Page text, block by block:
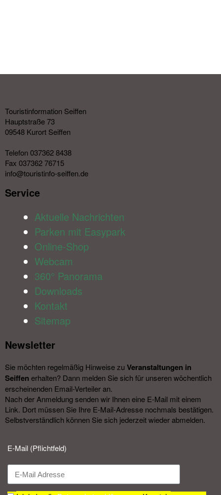
Touristinformation Seiffen
Hauptstraße 73
09548 Kurort Seiffen
Telefon 037362 8438
Fax 037362 76715
info@touristinfo-seiffen.de
Service​
Aktuelle Nachrichten
Parken mit Easypark
Online-Shop
Webcam
360° Panorama
Downloads
Kontakt
Sitemap
Newsletter​
Sie möchten regelmäßig Hinweise zu Veranstal­tungen in
Seiffen erhalten? Dann melden Sie sich für unseren wöchentlich
erscheinenden Email-Verteiler an.
Nach der Anmeldung senden wir Ihnen eine E-Mail mit einem
Link. Dort müssen Sie Ihre E-Mail-Adresse nochmals bestätigen.
Selbstverständlich können Sie sich jederzeit wieder abmelden.​
E-Mail (Pflichtfeld)